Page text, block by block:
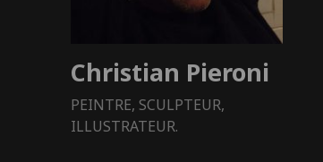
Christian Pieroni
PEINTRE, SCULPTEUR,
ILLUSTRATEUR.